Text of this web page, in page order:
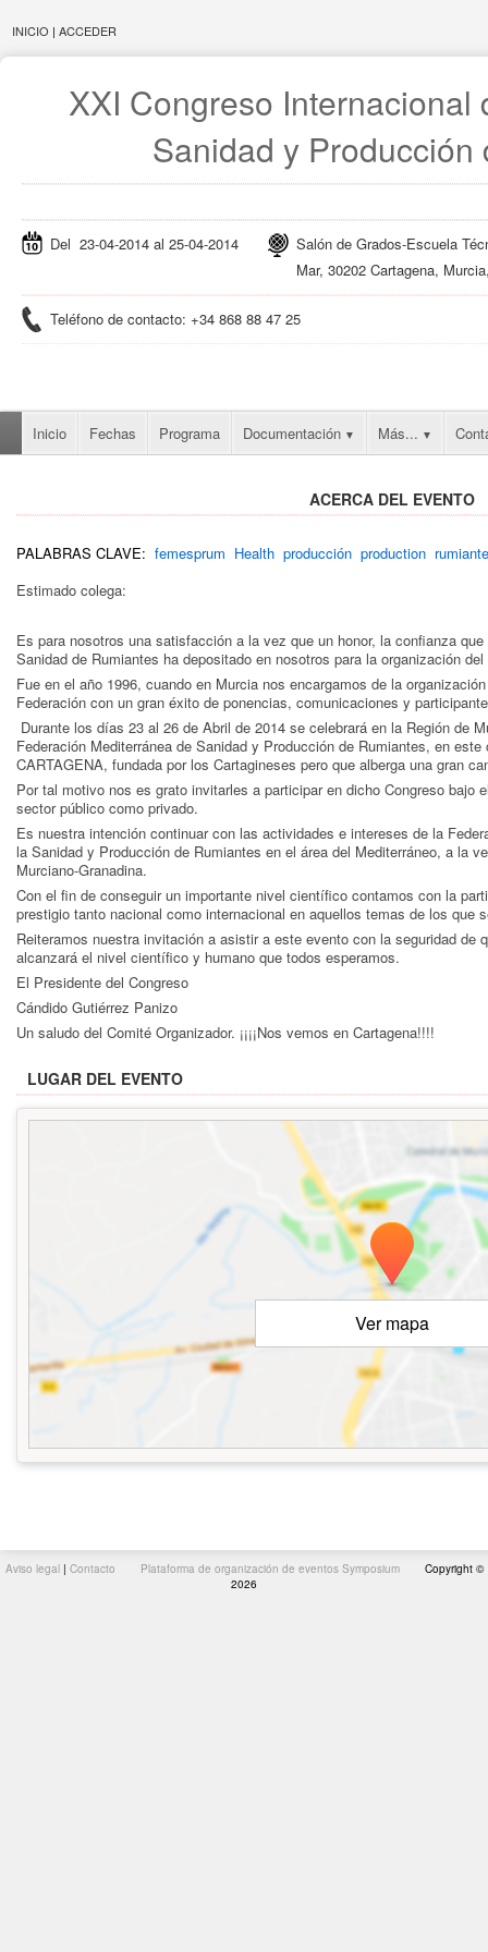
INICIO | ACCEDER
XXI Congreso
Sanidad y
Del 23-04-2014 al 25-04-2014
Salón de Grados-Escuela
Mar, 30202 Cartagena,
Teléfono de contacto: +34 868 88 47 25
Inicio Fechas Programa Documentación Más...
ACERCA DEL EVENTO
PALABRAS CLAVE: femesprum Health producción production
Estimado colega:
Es para nosotros una satisfacción a la vez que un honor, la confianza
Sanidad de Rumiantes ha depositado en nosotros para la organización
Fue en el año 1996, cuando en Murcia nos encargamos de la
Federación con un gran éxito de ponencias, comunicaciones y
Durante los días 23 al 26 de Abril de 2014 se celebrará en la Región de
Federación Mediterránea de Sanidad y Producción de Rumiantes, en
CARTAGENA, fundada por los Cartagineses pero que alberga una gran
Por tal motivo nos es grato invitarles a participar en dicho Congreso bajo
sector público como privado.
Es nuestra intención continuar con las actividades e intereses de la
la Sanidad y Producción de Rumiantes en el área del Mediterráneo, a la
Murciano-Granadina.
Con el fin de conseguir un importante nivel científico contamos con la
prestigio tanto nacional como internacional en aquellos temas de los que
Reiteramos nuestra invitación a asistir a este evento con la seguridad de
alcanzará el nivel científico y humano que todos esperamos.
El Presidente del Congreso
Cándido Gutiérrez Panizo
Un saludo del Comité Organizador. ¡¡¡¡Nos vemos en Cartagena!!!!
LUGAR DEL EVENTO
Ver mapa
Aviso legal | Contacto Plataforma de organización de eventos Symposium
Copyright ©
2026